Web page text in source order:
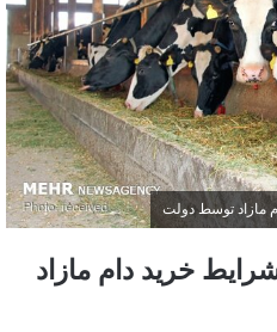
مازاد توسط دولت
خرید دام مازاد